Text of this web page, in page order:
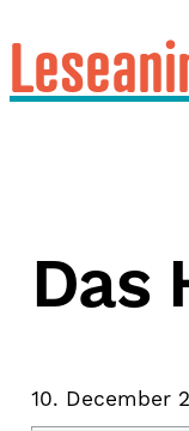
Das
10. December